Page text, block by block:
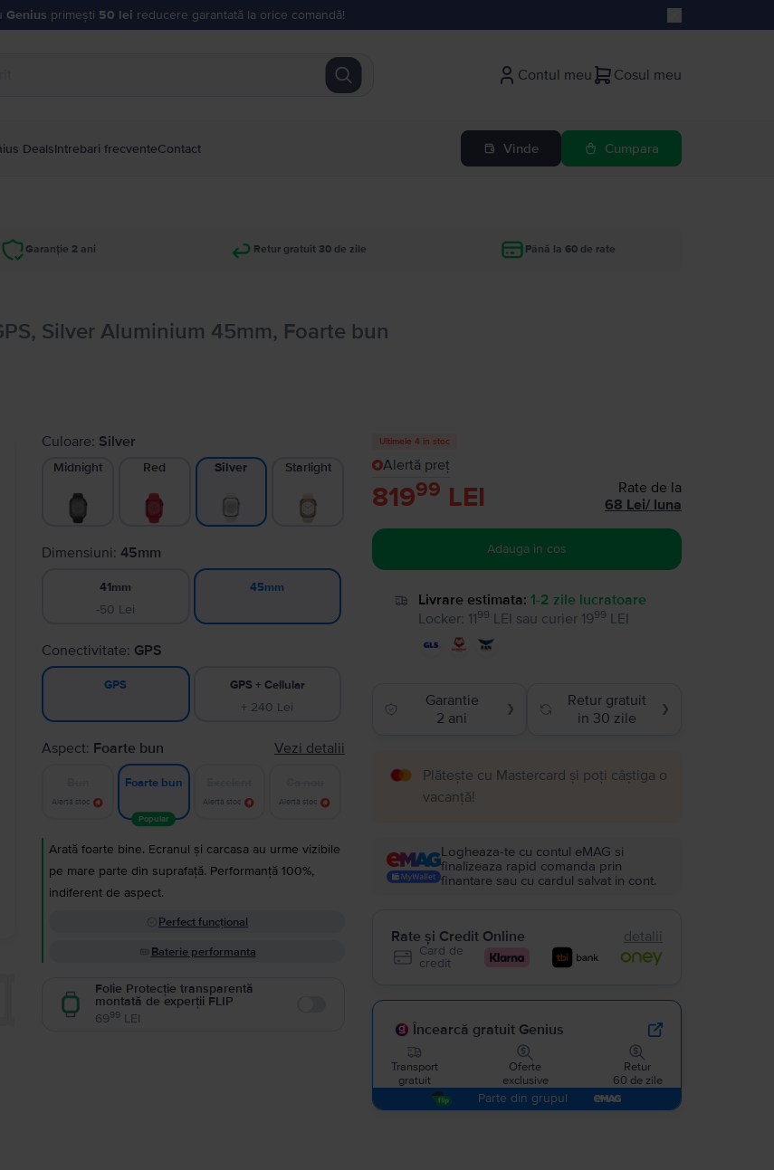
Genius primești 50 lei reducere garantată la orice comandă!
Contul meu Cosul meu
DealsIntrebari frecventeContact Vinde Cumpara
Garanție 2 ani Retur gratuit 30 de zile Până la 60 de rate
Silver Aluminium 45mm, Foarte bun
Culoare: Silver
Midnight Red Silver Starlight
Dimensiuni:45mm
41mm
-50 Lei
45mm
Conectivitate: GPS
GPS GPS + Cellular
+ 240 Lei
Aspect: Foarte bun Vezi detalii
Alertă stoc
Foarte bun
Popular
Alertă stoc Alertă stoc
Arată foarte bine. Ecranul și carcasa au urme vizibile
pe mare parte din suprafață. Performanță 100%,
indiferent de aspect.
Perfect funcțional
Baterie performanta
Folie Protecție transparentă
montată de experții FLIP
6999 LEI
Ultimele 4 in stoc
Alertă preț
81999 LEI
Rate de la
68 Lei/ luna
Adauga in cos
Livrare estimata: 1-2 zile lucratoare
Locker: 1199 LEI sau curier 1999 LEI
Garantie
2 ani
❯
Retur gratuit
in 30 zile
❯
Plătește cu Mastercard și poți câștiga o
vacanță!
Logheaza-te cu contul eMAG si
finalizeaza rapid comanda prin
finantare sau cu cardul salvat in cont.
Rate și Credit Online detalii
Card de
credit
Încearcă gratuit Genius
Transport
gratuit
Oferte
exclusive
Retur
60 de zile
Parte din grupul